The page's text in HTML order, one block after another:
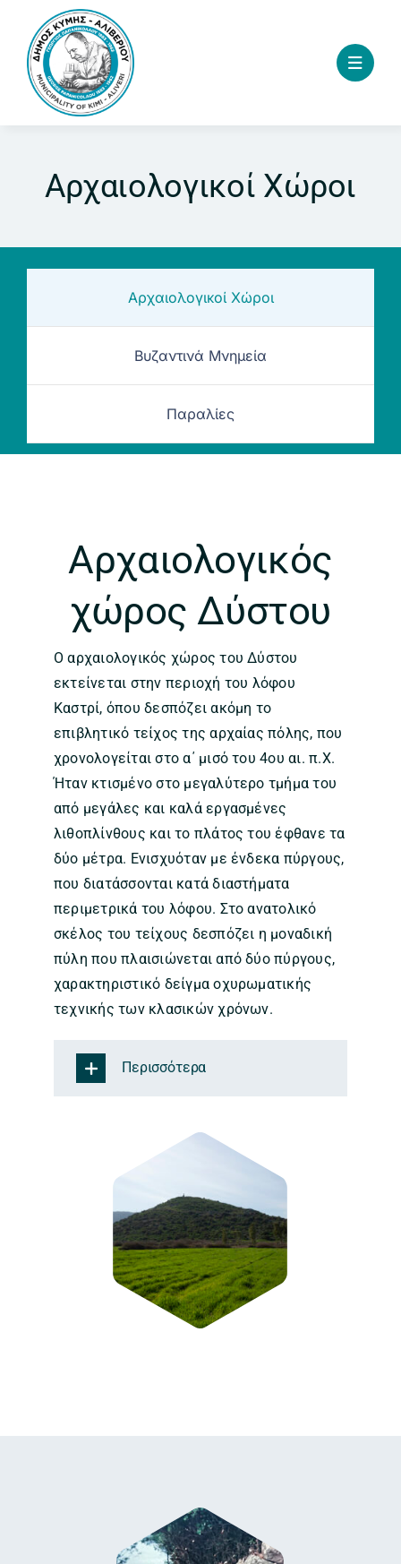
content
Αρχαιολογικοί Χώροι
Αρχαιολογικοί Χώροι
Βυζαντινά Μνημεία
Παραλίες
Αρχαιολογικός
χώρος Δύστου
Ο αρχαιολογικός χώρος του Δύστου
εκτείνεται στην περιοχή του λόφου
Καστρί, όπου δεσπόζει ακόμη το
επιβλητικό τείχος της αρχαίας πόλης, που
χρονολογείται στο α΄ μισό του 4ου αι. π.Χ.
Ήταν κτισμένο στο μεγαλύτερο τμήμα του
από μεγάλες και καλά εργασμένες
λιθοπλίνθους και το πλάτος του έφθανε τα
δύο μέτρα. Ενισχυόταν με ένδεκα πύργους,
που διατάσσονται κατά διαστήματα
περιμετρικά του λόφου. Στο ανατολικό
σκέλος του τείχους δεσπόζει η μοναδική
πύλη που πλαισιώνεται από δύο πύργους,
χαρακτηριστικό δείγμα οχυρωματικής
τεχνικής των κλασικών χρόνων.
Περισσότερα